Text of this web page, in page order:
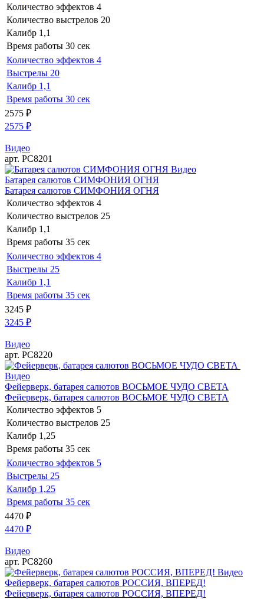
Количество эффектов 4
Количество выстрелов 20
Калибр 1,1
Время работы 30 сек
Количество эффектов 4
Выстрелы 20
Калибр 1,1
Время работы 30 сек
2575 ₽
2575 ₽
Видео
арт. РС8201
Видео
Батарея салютов СИМФОНИЯ ОГНЯ
Батарея салютов СИМФОНИЯ ОГНЯ
Количество эффектов 4
Количество выстрелов 25
Калибр 1,1
Время работы 35 сек
Количество эффектов 4
Выстрелы 25
Калибр 1,1
Время работы 35 сек
3245 ₽
3245 ₽
Видео
арт. РС8220
Видео
Фейерверк, батарея салютов ВОСЬМОЕ ЧУДО СВЕТА
Фейерверк, батарея салютов ВОСЬМОЕ ЧУДО СВЕТА
Количество эффектов 5
Количество выстрелов 25
Калибр 1,25
Время работы 35 сек
Количество эффектов 5
Выстрелы 25
Калибр 1,25
Время работы 35 сек
4470 ₽
4470 ₽
Видео
арт. РС8260
Видео
Фейерверк, батарея салютов РОССИЯ, ВПЕРЕД!
Фейерверк, батарея салютов РОССИЯ, ВПЕРЕД!